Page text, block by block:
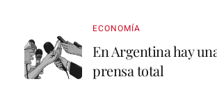
ECONOMÍA
En Argentina hay
prensa total